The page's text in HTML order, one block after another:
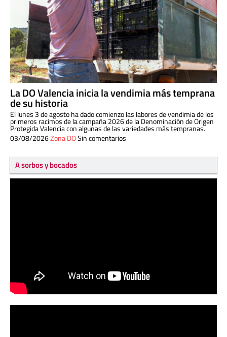
La DO Valencia inicia la vendimia más temprana
de su historia
El lunes 3 de agosto ha dado comienzo las labores de vendimia de los
primeros racimos de la campaña 2026 de la Denominación de Origen
Protegida Valencia con algunas de las variedades más tempranas.
03/08/2026Zona DOSin comentarios
A sorbos y bocados